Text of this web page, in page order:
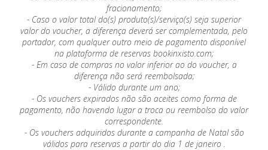
fracionamento;
- Caso o valor total do(s) produto(s)/serviço(s) seja superior
valor do voucher, a diferença deverá ser complementada, pelo
portador, com qualquer outro meio de pagamento disponível
na plataforma de reservas bookinxisto.com;
- Em caso de compras no valor inferior ao do voucher, a
diferença não será reembolsada;
- Válido durante um ano;
- Os vouchers expirados não são aceites como forma de
pagamento, não havendo lugar a troca ou reembolso do valor
correspondente.
- Os vouchers adquiridos durante a campanha de Natal são
válidos para reservas a partir do dia 1 de janeiro .